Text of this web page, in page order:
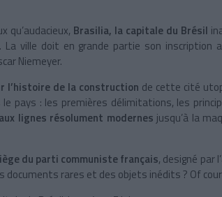
qu’audacieux, Brasilia, la capitale du Brésil
ville doit en grande partie son inscription
Niemeyer.
l’histoire de la construction de cette cité
pays : les premières délimitations, les
lignes résolument modernes jusqu’à la
du parti communiste français, designé par
documents rares et des objets inédits ? Of